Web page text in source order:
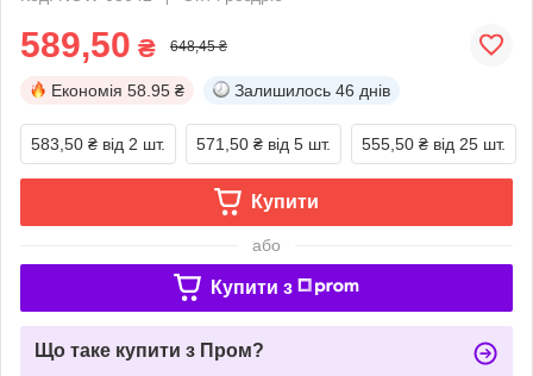
589,50 ₴ 648,45 ₴
Економія 58.95 ₴ Залишилось 46 днів
583,50 ₴ від 2 шт. 571,50 ₴ від 5 шт. 555,50 ₴ від 25 шт.
Купити
або
Купити з
Що таке купити з Пром?